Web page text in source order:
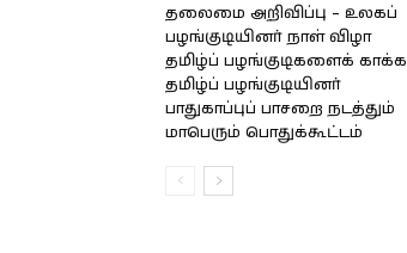
தலைமை அறிவிப்பு – உலகப்
பழங்குடியினர் நாள் விழா
தமிழ்ப் பழங்குடிகளைக் காக்க
தமிழ்ப் பழங்குடியினர்
பாதுகாப்புப் பாசறை நடத்தும்
மாபெரும் பொதுக்கூட்டம்